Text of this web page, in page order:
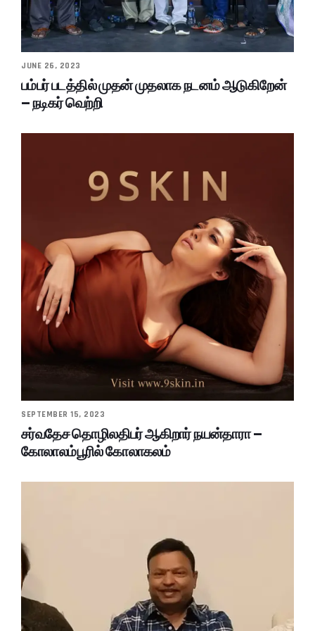
JUNE 26, 2023
பம்பர் படத்தில் முதன் முதலாக நடனம் ஆடுகிறேன்
– நடிகர் வெற்றி
SEPTEMBER 15, 2023
சர்வதேச தொழிலதிபர் ஆகிறார் நயன்தாரா –
கோலாலம்பூரில் கோலாகலம்